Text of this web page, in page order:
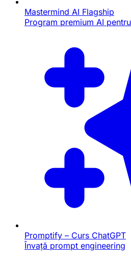
Mastermind AI Flagship
Program premium AI
Promptify – Curs ChatGPT
Învață prompt engineering